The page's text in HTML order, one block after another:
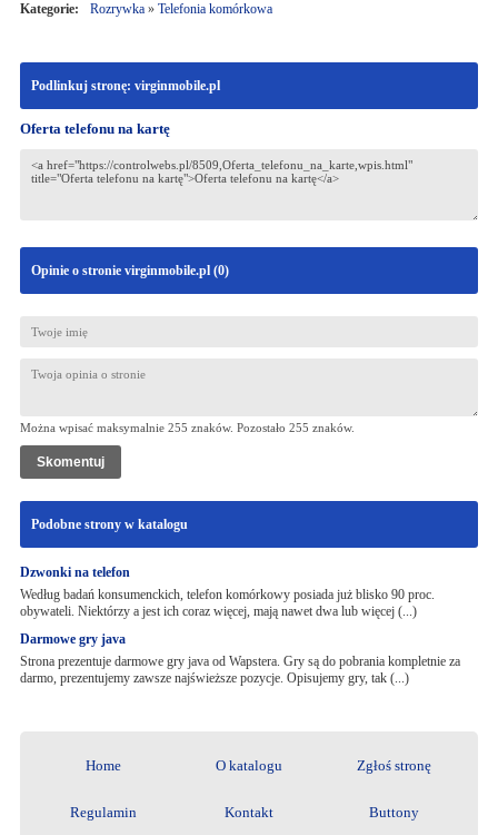
Kategorie:
Rozrywka» Telefonia komórkowa
Podlinkuj stronę: virginmobile.pl
Oferta telefonu na kartę
Opinie o stronie virginmobile.pl (0)
Można wpisać maksymalnie 255 znaków. Pozostało 255 znaków.
Podobne strony w katalogu
Dzwonki na telefon
Według badań konsumenckich, telefon komórkowy posiada już blisko 90 proc.
obywateli. Niektórzy a jest ich coraz więcej, mają nawet dwa lub więcej (...)
Darmowe gry java
Strona prezentuje darmowe gry java od Wapstera. Gry są do pobrania kompletnie za
darmo, prezentujemy zawsze najświeższe pozycje. Opisujemy gry, tak (...)
Home O katalogu Zgłoś stronę
Regulamin Kontakt Buttony